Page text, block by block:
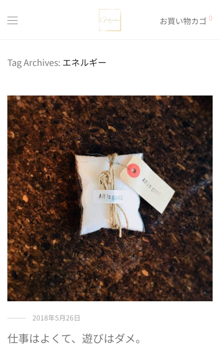
お買い物カゴ 0
Tag Archives: エネルギー
2018年5月26日
仕事はよくて、遊びはダメ。